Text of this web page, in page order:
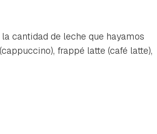
la cantidad de leche que hayamos
frappé latte (café latte),